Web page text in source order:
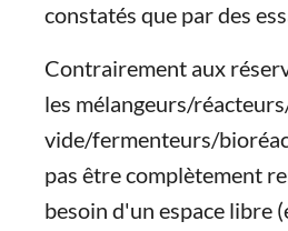
constatés que par des
Contrairement aux
les mélangeurs/
vide/fermenteurs/
pas être complètement
besoin d'un espace libre